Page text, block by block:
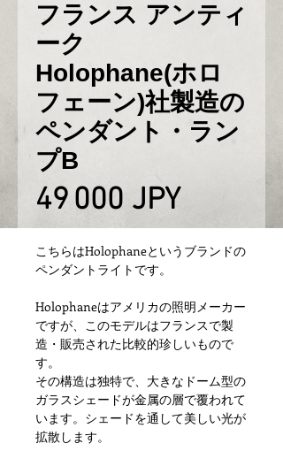
フランス アンティ
ーク
Holophane(ホロ
フェーン)社製造の
ペンダント・ラン
プB
49 000 JPYPrix
こちらはHolophaneというブランドの
ペンダントライトです。
Holophaneはアメリカの照明メーカー
ですが、このモデルはフランスで製
造・販売された比較的珍しいもので
す。
その構造は独特で、大きなドーム型の
ガラスシェードが金属の層で覆われて
います。シェードを通して美しい光が
拡散します。